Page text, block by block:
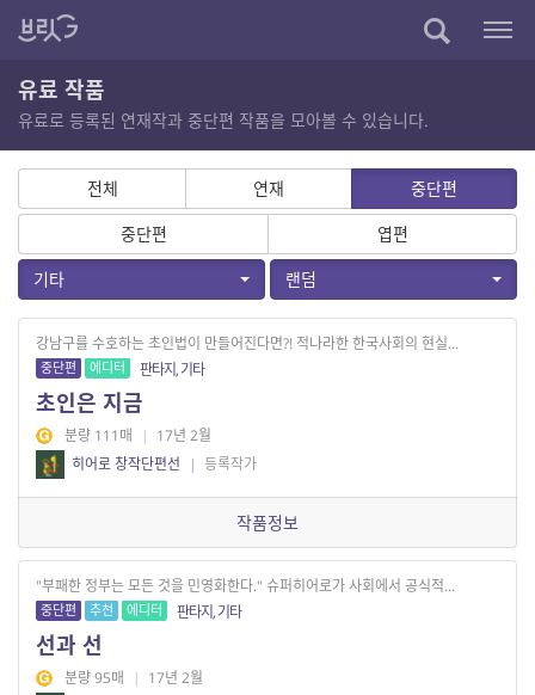
유료 작품
유료로 등록된 연재작과 중단편 작품을 모아볼 수 있습니다.
전체 연재
중단편
중단편
엽편
기타
랜덤
강남구를 수호하는 초인법이 만들어진다면?! 적나라한 한국사회의 현실...
중단편 에디터 판타지, 기타
초인은 지금
분량 111매 | 17년 2월
히어로 창작단편선
| 등록작가
작품정보
"부패한 정부는 모든 것을 민영화한다." 슈퍼히어로가 사회에서 공식적...
중단편 추천 에디터 판타지, 기타
선과 선
분량 95매 | 17년 2월